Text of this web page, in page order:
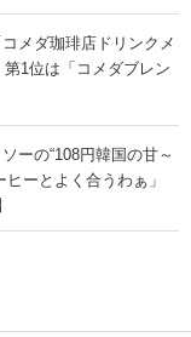
メダ珈琲店ドリンクメ
1位は「コメダブレン
ーの“108円韓国の甘～
ーとよく合うわぁ」